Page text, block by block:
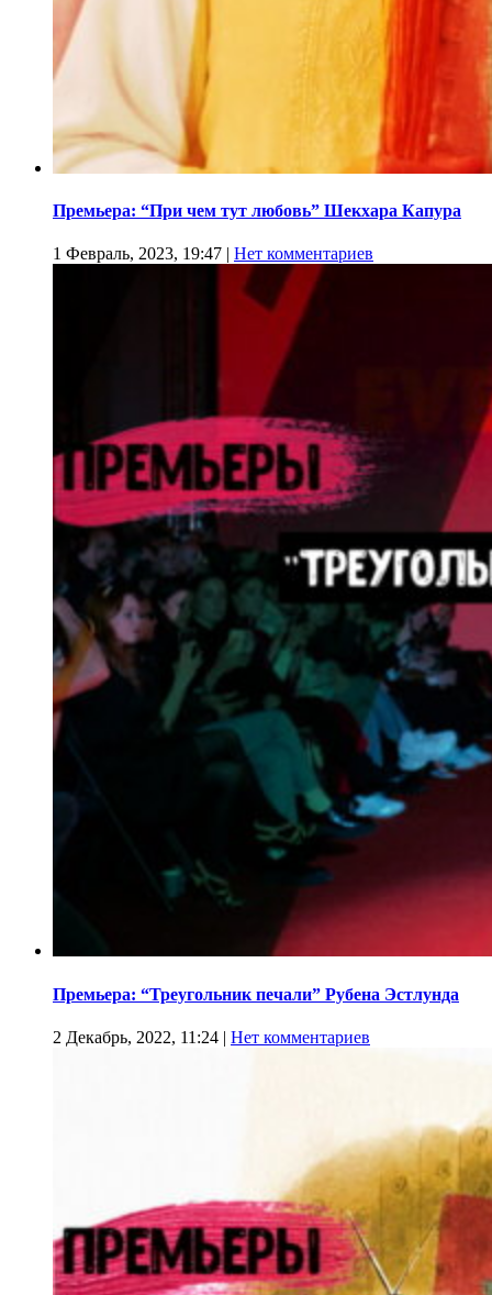
Премьера: “При чем тут любовь” Шекхара Капура
1 Февраль, 2023, 19:47 | Нет комментариев
Премьера: “Треугольник печали” Рубена Эстлунда
2 Декабрь, 2022, 11:24 | Нет комментариев